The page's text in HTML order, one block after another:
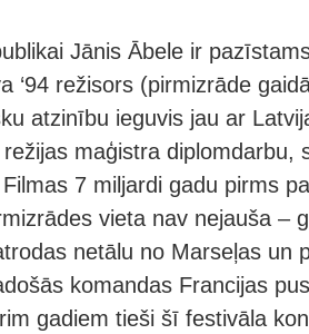
Jānis Ābele ir
‘94 režisors (pirmizrāde
atzinību ieguvis jau ar
maģistra diplomdarbu,
7 miljardi gadu pirms
vieta nav nejauša –
netālu no Marseļas un
komandas Francijas
gadiem tieši šī festivāla